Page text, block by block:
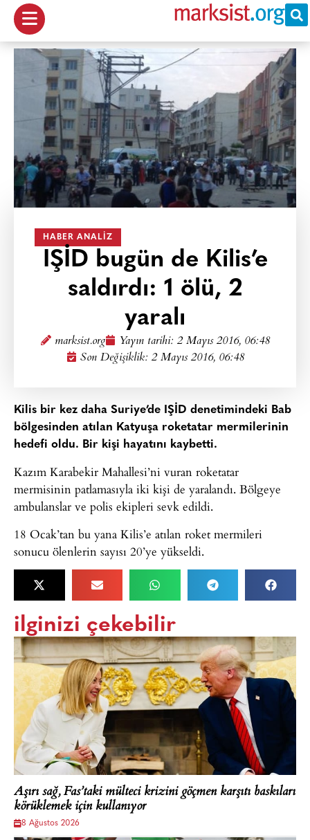
HABER ANALIZ
IŞİD bugün de Kilis’e
saldırdı: 1 ölü, 2
yaralı
marksist.org Yayın tarihi: 2 Mayıs 2016, 06:48
Son Değişiklik: 2 Mayıs 2016, 06:48
Kilis bir kez daha Suriye’de IŞİD denetimindeki Bab
bölgesinden atılan Katyuşa roketatar mermilerinin
hedefi oldu. Bir kişi hayatını kaybetti.
Kazım Karabekir Mahallesi’ni vuran roketatar
mermisinin patlamasıyla iki kişi de yaralandı. Bölgeye
ambulanslar ve polis ekipleri sevk edildi.
18 Ocak’tan bu yana Kilis’e atılan roket mermileri
sonucu ölenlerin sayısı 20’ye yükseldi.
ilginizi çekebilir
Aşırı sağ, Fas’taki mülteci krizini göçmen karşıtı baskıları
körüklemek için kullanıyor
8 Ağustos 2026